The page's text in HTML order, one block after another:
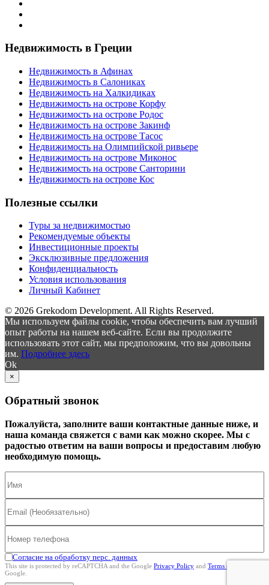
Недвижимость в Греции
Недвижимость в Афинах
Недвижимость в Салониках
Недвижимость на Халкидиках
Недвижимость на острове Корфу
Недвижимость на острове Родос
Недвижимость на острове Закинф
Недвижимость на острове Тасос
Недвижимость на Олимпийской ривьере
Недвижимость на острове Миконос
Недвижимость на острове Санторини
Недвижимость на острове Кос
Полезные ссылки
Туры за недвижимостью
Рекомендуемые объекты
Инвестиционные проекты
Эксклюзивные предложения
Конфиденциальность
Условия использования
Личный Кабинет
© 2026 Grekodom Development. All Rights Reserved.
Мы используем файлы cookie, чтобы обеспечить вам лучший
опыт работы на нашем веб-сайте. Если вы продолжите
использовать этот сайт, мы предположим, что вы довольны
им. Подробнее здесь
Ok
×
Обратный звонок
Пожалуйста, заполните ваши контактные данные ниже, и
наша команда свяжется с вами как можно скорее. Мы с
радостью ответим на ваши вопросы и предоставим любую
необходимую помощь.
Согласие на обработку перс. данных
This site is protected by reCAPTCHA and the Google Privacy Policy and Terms of Service
Google.